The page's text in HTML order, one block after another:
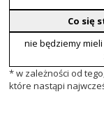
Co się
nie będziemy
* w zależności od
które nastąpi